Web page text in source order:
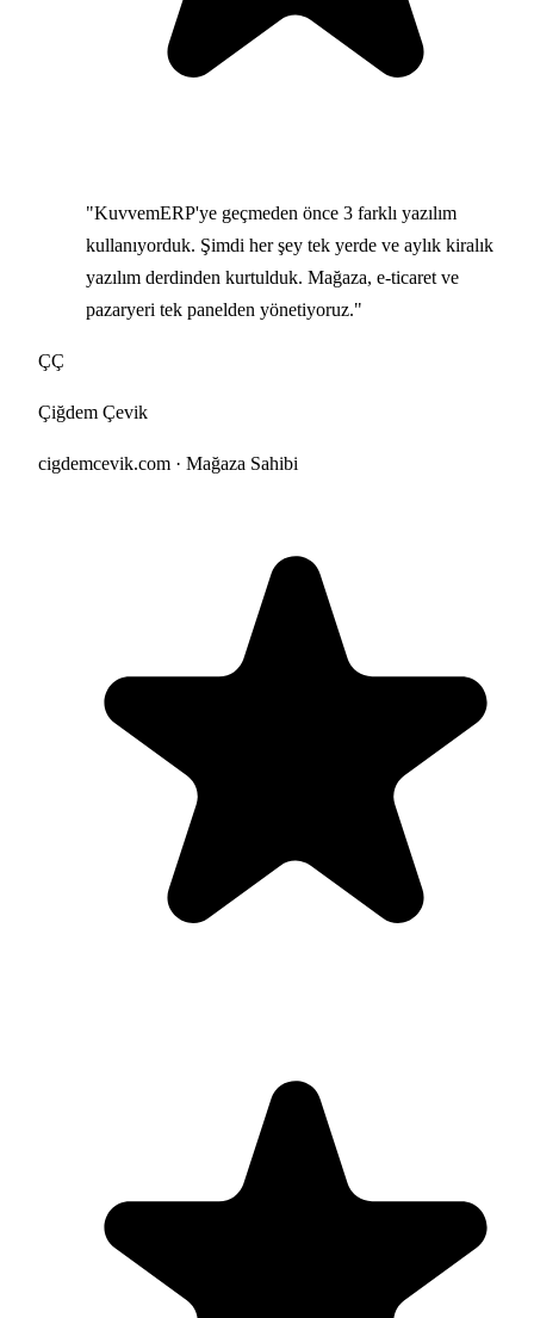
"KuvvemERP'ye geçmeden önce 3 farklı yazılım
kullanıyorduk. Şimdi her şey tek yerde ve aylık kiralık
yazılım derdinden kurtulduk. Mağaza, e-ticaret ve
pazaryeri tek panelden yönetiyoruz."
ÇÇ
Çiğdem Çevik
cigdemcevik.com · Mağaza Sahibi